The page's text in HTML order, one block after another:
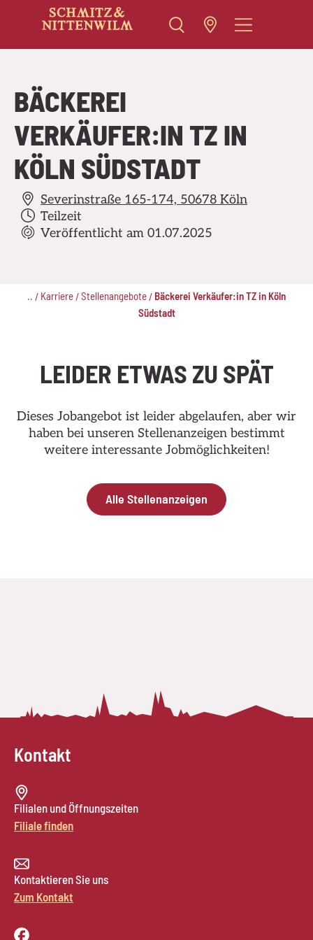
BÄCKEREI
VERKÄUFER:IN TZ IN
KÖLN SÜDSTADT
Severinstraße 165-174, 50678 Köln
Teilzeit
Veröffentlicht am 01.07.2025
.. / Karriere /Stellenangebote / Bäckerei Verkäufer:in TZ in Köln
Südstadt
LEIDER ETWAS ZU SPÄT
Dieses Jobangebot ist leider abgelaufen, aber wir
haben bei unseren Stellenanzeigen bestimmt
weitere interessante Jobmöglichkeiten!
Alle Stellenanzeigen
Kontakt
Filialen und Öffnungszeiten
Filiale finden
Kontaktieren Sie uns
Zum Kontakt